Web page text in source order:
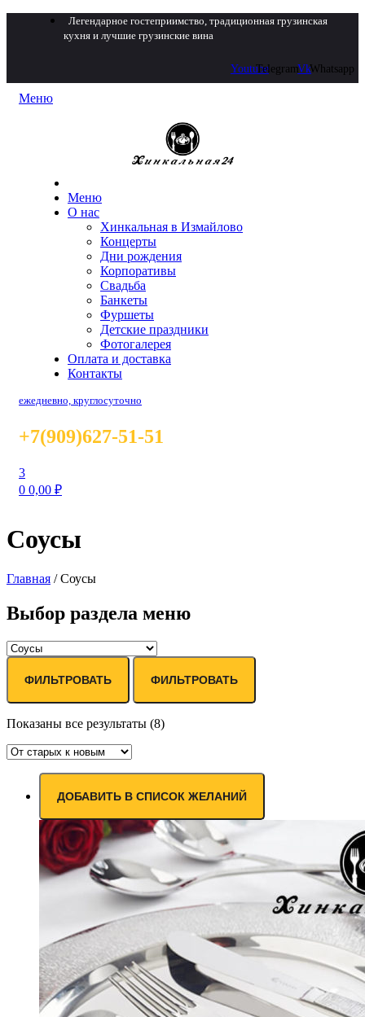
Легендарное гостеприимство, традиционная грузинская
кухня и лучшие грузинские вина
YoutubeTelegramVkWhatsapp
Меню
Меню
О нас
Хинкальная в Измайлово
Концерты
Дни рождения
Корпоративы
Свадьба
Банкеты
Фуршеты
Детские праздники
Фотогалерея
Оплата и доставка
Контакты
ежедневно, круглосуточно
+7(909)627-51-51
3
0 0,00 ₽
Соусы
Главная /Соусы
Выбор раздела меню
ФИЛЬТРОВАТЬ ФИЛЬТРОВАТЬ
Показаны все результаты (8)
ДОБАВИТЬ В СПИСОК ЖЕЛАНИЙ